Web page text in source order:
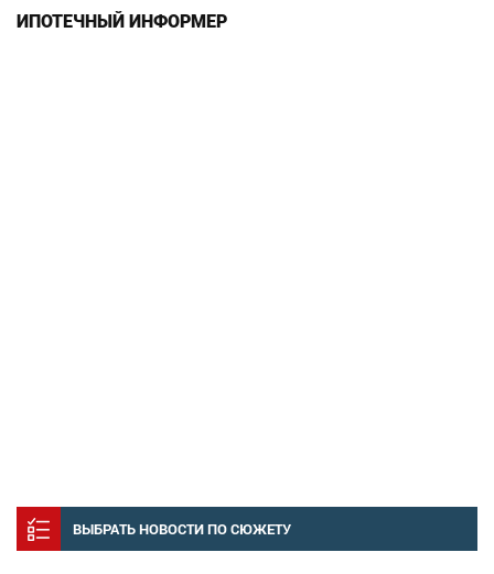
ИПОТЕЧНЫЙ ИНФОРМЕР
ВЫБРАТЬ НОВОСТИ ПО СЮЖЕТУ